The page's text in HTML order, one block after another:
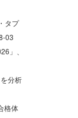
タプ
03
」、
分析
格体